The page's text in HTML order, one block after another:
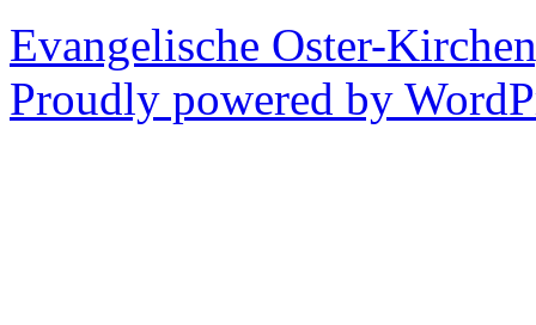
Evangelische Oster-
Proudly powered by